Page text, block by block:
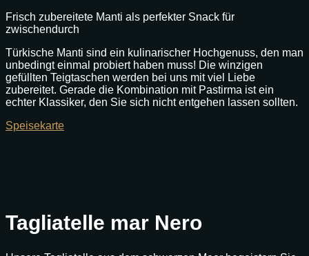
Frisch zubereitete Manti als perfekter Snack für
zwischendurch
Türkische Manti sind ein kulinarischer Hochgenuss, den man
unbedingt einmal probiert haben muss! Die winzigen
gefüllten Teigtaschen werden bei uns mit viel Liebe
zubereitet. Gerade die Kombination mit Pastirma ist ein
echter Klassiker, den Sie sich nicht entgehen lassen sollten.
Speisekarte
Tagliatelle mar Nero